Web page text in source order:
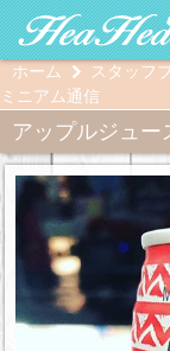
ホーム スタッフ
ミニアム通信
アップルジュー